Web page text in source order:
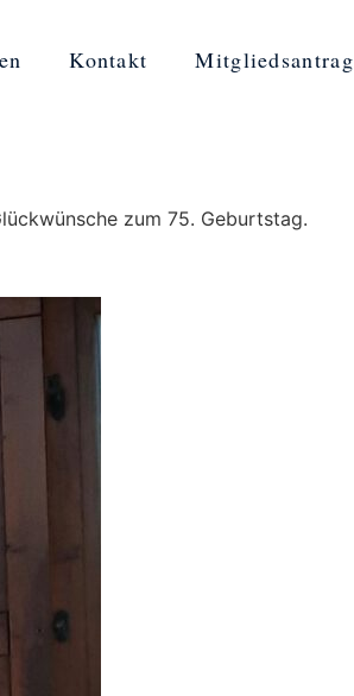
Kontakt Mitgliedsantrag
zum 75. Geburtstag.